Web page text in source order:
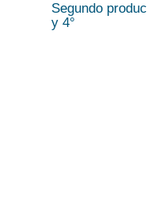
Segundo
y 4°